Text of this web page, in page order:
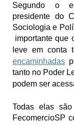
Segundo o
presidente do
Sociologia e
importante que
leve em conta
encaminhadas
tanto no Poder
podem ser
Todas elas
FecomercioSP